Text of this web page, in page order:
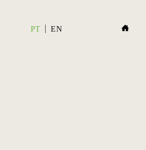
PT EN